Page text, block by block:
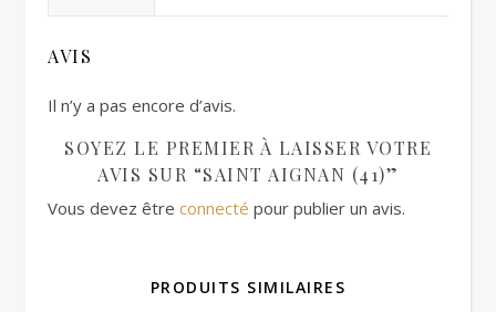
AVIS
Il n’y a pas encore d’avis.
SOYEZ LE PREMIER À LAISSER VOTRE
AVIS SUR “SAINT AIGNAN (41)”
Vous devez être connecté pour publier un avis.
PRODUITS SIMILAIRES